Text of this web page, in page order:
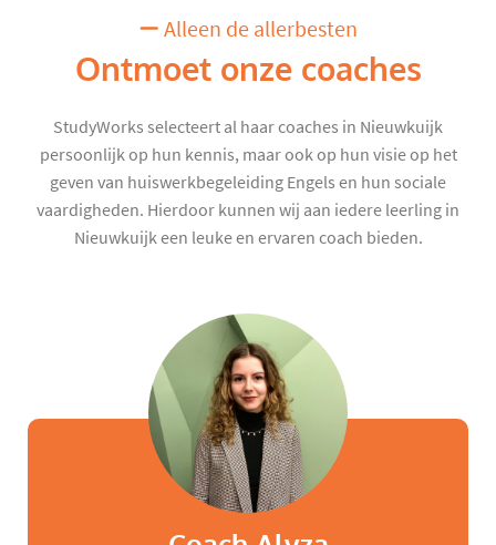
Alleen de allerbesten
Ontmoet onze coaches
StudyWorks selecteert al haar coaches in Nieuwkuijk
persoonlijk op hun kennis, maar ook op hun visie op het
geven van huiswerkbegeleiding Engels en hun sociale
vaardigheden. Hierdoor kunnen wij aan iedere leerling in
Nieuwkuijk een leuke en ervaren coach bieden.